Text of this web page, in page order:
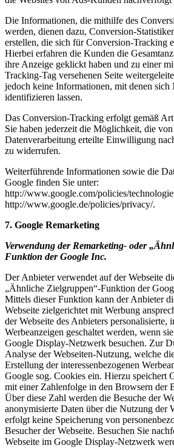
Die Informationen, die mithilfe des
werden, dienen dazu, Conversion-
erstellen, die sich für Conversion-Tracking
Hierbei erfahren die Kunden die
ihre Anzeige geklickt haben und zu einer
Tracking-Tag versehenen Seite
jedoch keine Informationen, mit denen sich
identifizieren lassen.
Das Conversion-Tracking erfolgt gemäß
Sie haben jederzeit die Möglichkeit, die
Datenverarbeitung erteilte Einwilligung
zu widerrufen.
Weiterführende Informationen sowie die
Google finden Sie unter:
http://www.google.com/policies/
http://www.google.de/policies/privacy/.
7. Google Remarketing
Verwendung der Remarketing- oder
Funktion der Google Inc.
Der Anbieter verwendet auf der Webseite
„Ähnliche Zielgruppen“-Funktion der
Mittels dieser Funktion kann der Anbieter
Webseite zielgerichtet mit Werbung
der Webseite des Anbieters personalisierte,
Werbeanzeigen geschaltet werden, wenn
Google Display-Netzwerk besuchen. Zur
Analyse der Webseiten-Nutzung, welche
Erstellung der interessenbezogenen
Google sog. Cookies ein. Hierzu speichert
mit einer Zahlenfolge in den Browsern der
Über diese Zahl werden die Besuche der
anonymisierte Daten über die Nutzung der
erfolgt keine Speicherung von
Besucher der Webseite. Besuchen Sie
Webseite im Google Display-Netzwerk